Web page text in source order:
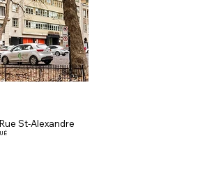
St-Alexandre